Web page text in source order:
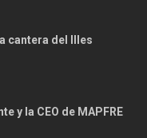
cantera del Illes
y la CEO de MAPFRE